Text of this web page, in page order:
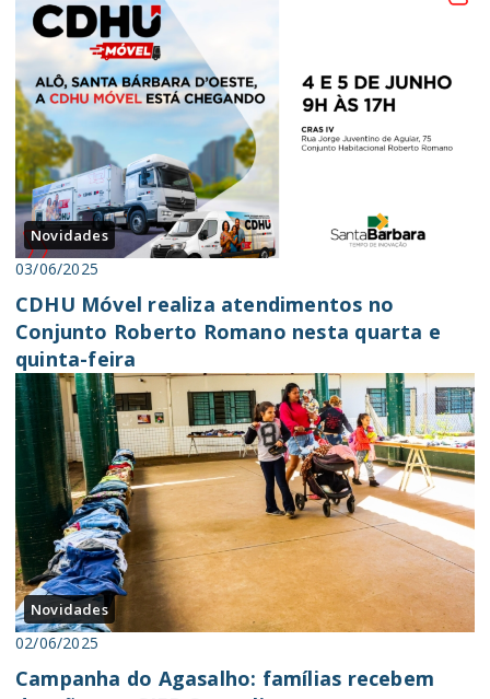
Novidades
03/06/2025
CDHU Móvel realiza atendimentos no
Conjunto Roberto Romano nesta quarta e
quinta-feira
Novidades
02/06/2025
Campanha do Agasalho: famílias recebem